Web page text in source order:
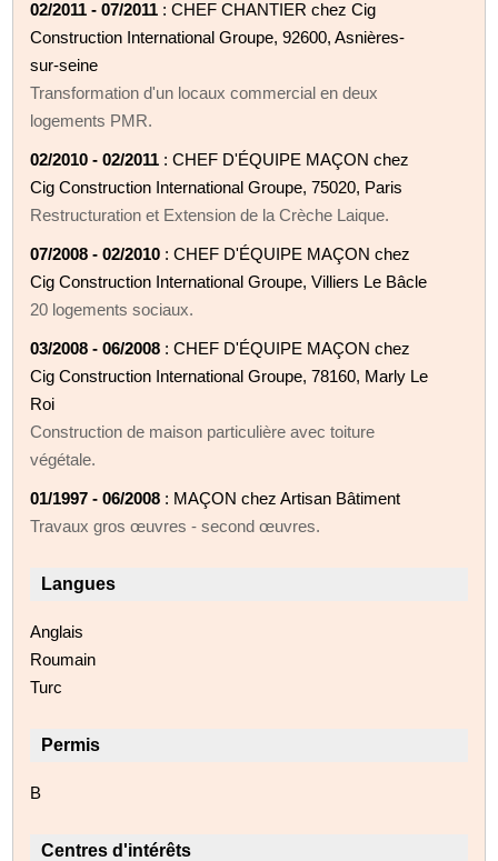
02/2011 - 07/2011 : CHEF CHANTIER chez Cig
Construction International Groupe, 92600, Asnières-
sur-seine
Transformation d'un locaux commercial en deux
logements PMR.
02/2010 - 02/2011 : CHEF D'ÉQUIPE MAÇON chez
Cig Construction International Groupe, 75020, Paris
Restructuration et Extension de la Crèche Laique.
07/2008 - 02/2010 : CHEF D'ÉQUIPE MAÇON chez
Cig Construction International Groupe, Villiers Le Bâcle
20 logements sociaux.
03/2008 - 06/2008 : CHEF D'ÉQUIPE MAÇON chez
Cig Construction International Groupe, 78160, Marly Le
Roi
Construction de maison particulière avec toiture
végétale.
01/1997 - 06/2008 : MAÇON chez Artisan Bâtiment
Travaux gros œuvres - second œuvres.
Langues
Anglais
Roumain
Turc
Permis
B
Centres d'intérêts